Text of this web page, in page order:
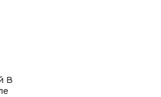
В